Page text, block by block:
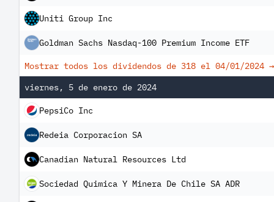
Uniti Group Inc
Goldman Sachs Nasdaq-100 Premium Income ETF
Mostrar todos los dividendos de 318 el 04/01/2024 →
viernes, 5 de enero de 2024
PepsiCo Inc
Redeia Corporacion SA
Canadian Natural Resources Ltd
Sociedad Quimica Y Minera De Chile SA ADR